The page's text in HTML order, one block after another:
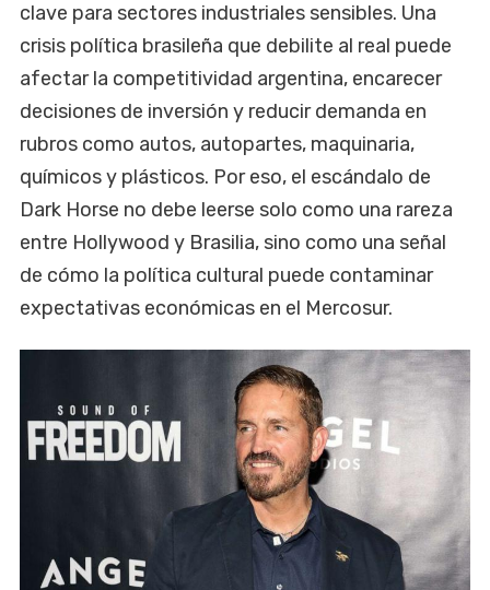
clave para sectores industriales sensibles. Una
crisis política brasileña que debilite al real puede
afectar la competitividad argentina, encarecer
decisiones de inversión y reducir demanda en
rubros como autos, autopartes, maquinaria,
químicos y plásticos. Por eso, el escándalo de
Dark Horse no debe leerse solo como una rareza
entre Hollywood y Brasilia, sino como una señal
de cómo la política cultural puede contaminar
expectativas económicas en el Mercosur.